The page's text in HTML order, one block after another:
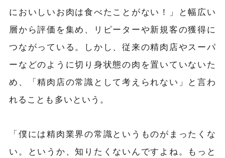
においしいお肉は食べたことがない！」と幅広い
層から評価を集め、リピーターや新規客の獲得に
つながっている。しかし、従来の精肉店やスーパ
ーなどのように切り身状態の肉を置いていないた
め、「精肉店の常識として考えられない」と言わ
れることも多いという。
「僕には精肉業界の常識というものがまったくな
い。というか、知りたくないんですよね。もっと